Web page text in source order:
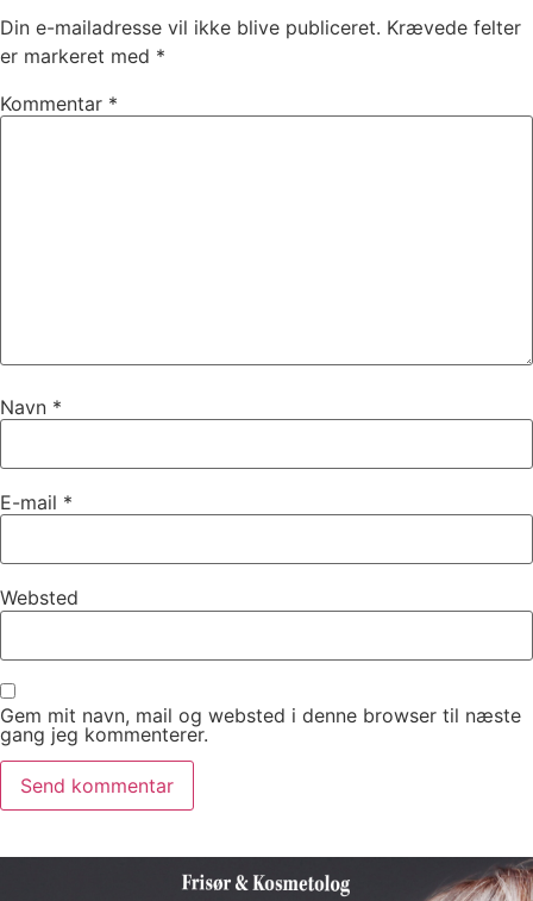
Din e-mailadresse vil ikke blive publiceret. Krævede felter
er markeret med *
Kommentar *
Navn *
E-mail *
Websted
Gem mit navn, mail og websted i denne browser til næste
gang jeg kommenterer.